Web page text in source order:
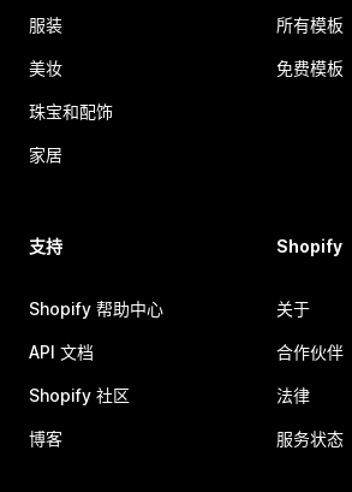
服装
美妆
珠宝和配饰
家居
所有模板
免费模板
支持
Shopify 帮助中心
API 文档
Shopify 社区
博客
Shopify
关于
合作伙伴
法律
服务状态